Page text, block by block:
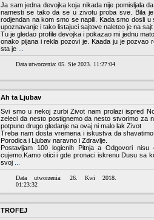
Ja sam jedna devojka koja nikada nije pomisljala
namesti se tako da se u zivotu proba sve. Bila
rodjendan na kom smo se napili. Kada smo dosli
upoznavanje i tako listajuci sajtove naleteo je na
Tu je gledao profile devojka i pokazao mi jednu
onako pijana i rekla pozovi je. Kaada ju je pozvao
sta je
Data utworzenia: 05. Sie 2023. 11:27:04
Ah ta Ljubav
Svi smo u nekoj zurbi Zivot nam prolazi ispred
zeleci da nesto postignemo da nesto stvorimo za
potpuno drugo gledanje na ovaj ni malo lak Zivot
Treba nam dosta vremena i iskustva da
Porodica i Ljubav naravno i Zdravlje.
Postavljam 100 logicnih Pitnja a Odgovori
cujemo.Kamo otici i gde pronaci iskrenu Dusu sa
svoj
Data utworzenia: 26. Kwi 2018.
01:23:32
TROFEJ